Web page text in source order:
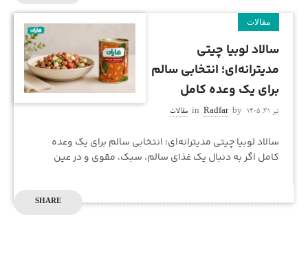
مقالات
سالاد لوبیا چیتی
مدیترانه‌ای؛ انتخابی سالم
برای یک وعده کامل
تیر ۳۱, ۱۴۰۵ by
Radfar
in مقالات
سالاد لوبیا چیتی مدیترانه‌ای؛ انتخابی سالم برای یک وعده
کامل اگر به دنبال یک غذای سالم، سبک، مقوی و در عین
SHARE